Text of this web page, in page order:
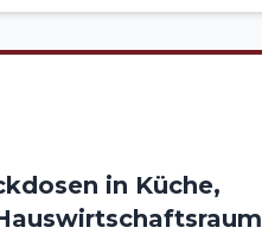
in Küche,